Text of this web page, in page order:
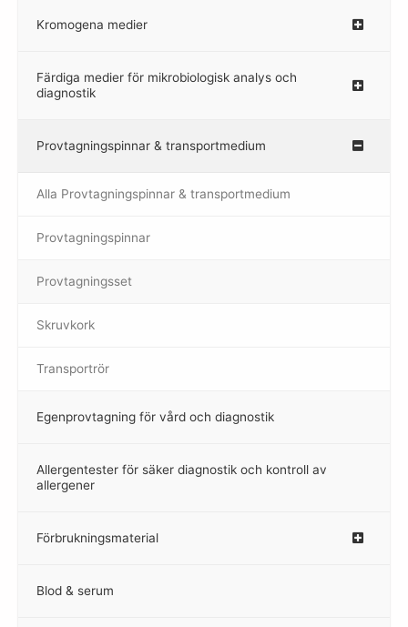
Kromogena medier
–
Färdiga medier för mikrobiologisk analys och
diagnostik
Provtagningspinnar & transportmedium
–
Alla Provtagningspinnar & transportmedium
Provtagningspinnar
–
Provtagningsset
–
Skruvkork
Transportrör
Egenprovtagning för vård och diagnostik
–
Allergentester för säker diagnostik och kontroll av
allergener
–
Förbrukningsmaterial
Blod & serum